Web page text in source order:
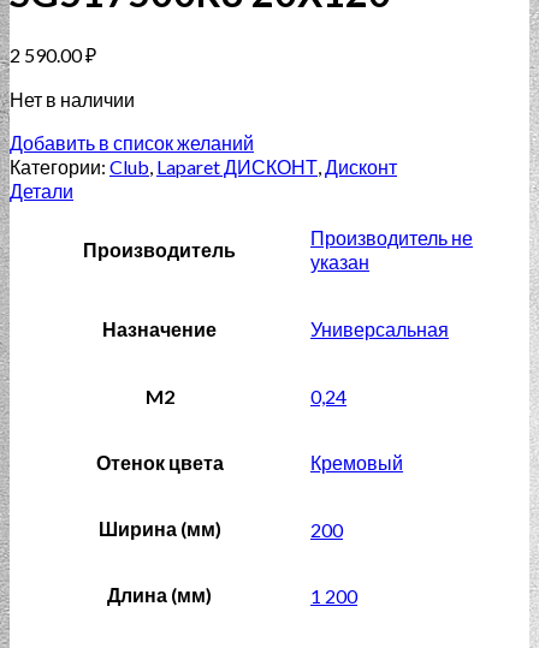
2 590.00₽
Нет в наличии
Добавить в список желаний
Категории: Club, Laparet ДИСКОНТ,Дисконт
Детали
Производитель
Производитель не
указан
Назначение Универсальная
M2 0,24
Отенок цвета Кремовый
Ширина (мм) 200
Длина (мм) 1 200